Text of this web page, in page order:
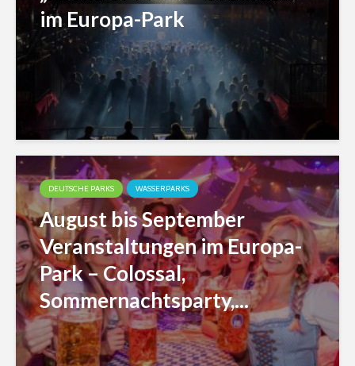
im Europa-Park
DEUTSCHE PARKS WASSERPARKS
August bis September
Veranstaltungen im Europa-
Park – Colossal,
Sommernachtsparty,...